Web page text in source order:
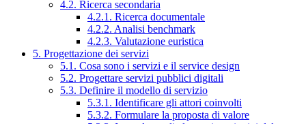
4.2. Ricerca secondaria
4.2.1. Ricerca documentale
4.2.2. Analisi benchmark
4.2.3. Valutazione euristica
5. Progettazione dei servizi
5.1. Cosa sono i servizi e il service design
5.2. Progettare servizi pubblici digitali
5.3. Definire il modello di servizio
5.3.1. Identificare gli attori coinvolti
5.3.2. Formulare la proposta di valore